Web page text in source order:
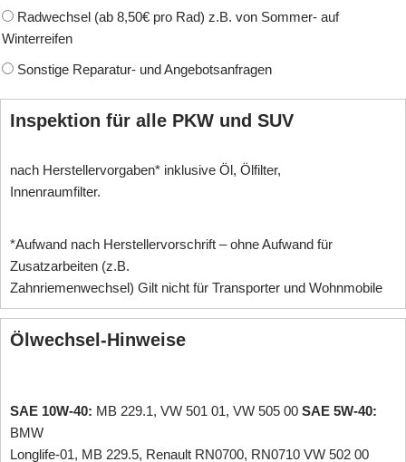
Radwechsel (ab 8,50€ pro Rad) z.B. von Sommer- auf
Winterreifen
Sonstige Reparatur- und Angebotsanfragen
Inspektion für alle PKW und SUV
nach Herstellervorgaben* inklusive Öl, Ölfilter,
Innenraumfilter.
*Aufwand nach Herstellervorschrift – ohne Aufwand für
Zusatzarbeiten (z.B.
Zahnriemenwechsel) Gilt nicht für Transporter und Wohnmobile
Ölwechsel-Hinweise
SAE 10W-40: MB 229.1, VW 501 01, VW 505 00 SAE 5W-40:
BMW
Longlife-01, MB 229.5, Renault RN0700, RN0710 VW 502 00